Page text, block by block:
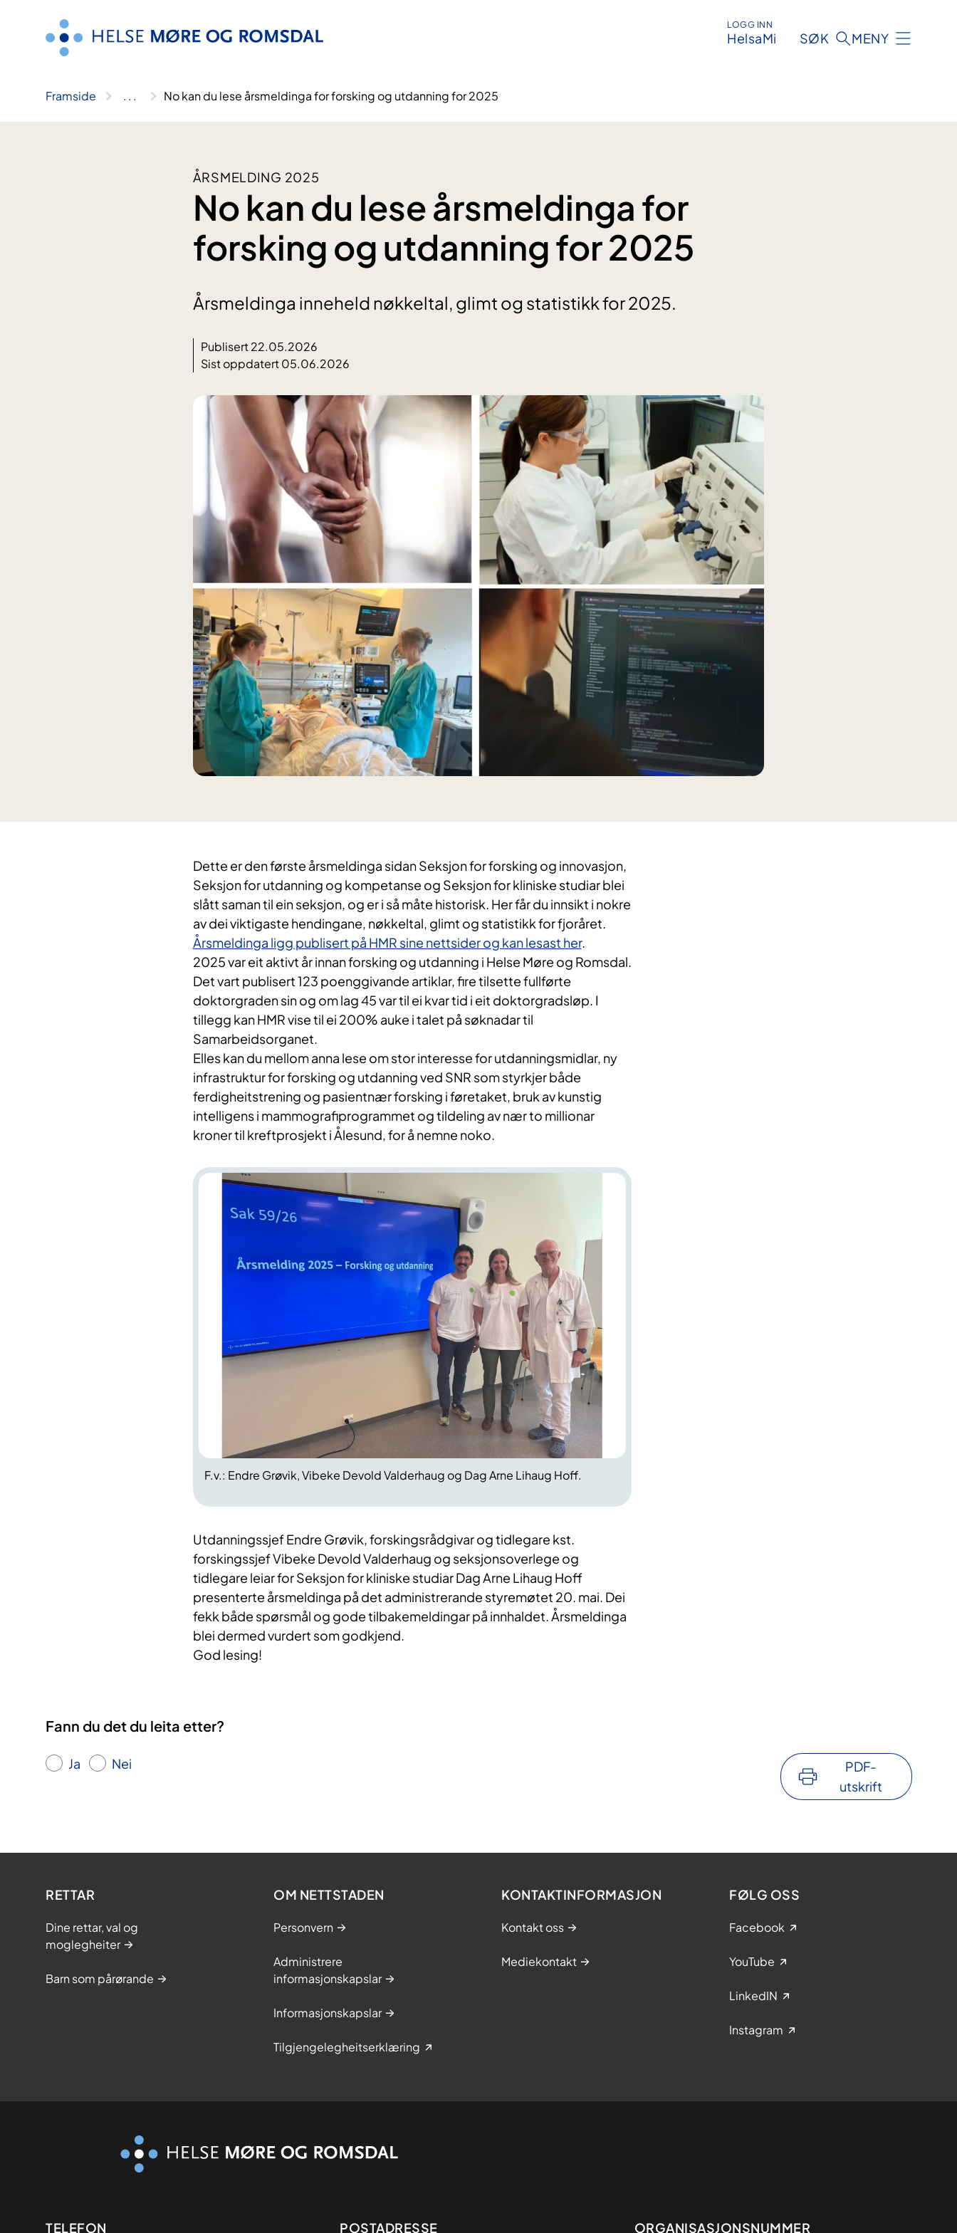
LOGG INN
HelsaMi SØK MENY
Framside .. . No kan du lese årsmeldinga for forsking og utdanning for 2025
ÅRSMELDING 2025
No kan du lese årsmeldinga for
forsking og utdanning for 2025
Årsmeldinga inneheld nøkkeltal, glimt og statistikk for 2025.
Publisert 22.05.2026
Sist oppdatert 05.06.2026
Dette er den første årsmeldinga sidan Seksjon for forsking og innovasjon,
Seksjon for utdanning og kompetanse og Seksjon for kliniske studiar blei
slått saman til ein seksjon, og er i så måte historisk. Her får du innsikt i nokre
av dei viktigaste hendingane, nøkkeltal, glimt og statistikk for fjoråret.
Årsmeldinga ligg publisert på HMR sine nettsider og kan lesast her.
2025 var eit aktivt år innan forsking og utdanning i Helse Møre og Romsdal.
Det vart publisert 123 poenggivande artiklar, fire tilsette fullførte
doktorgraden sin og om lag 45 var til ei kvar tid i eit doktorgradsløp. I
tillegg kan HMR vise til ei 200% auke i talet på søknadar til
Samarbeidsorganet.
Elles kan du mellom anna lese om stor interesse for utdanningsmidlar, ny
infrastruktur for forsking og utdanning ved SNR som styrkjer både
ferdigheitstrening og pasientnær forsking i føretaket, bruk av kunstig
intelligens i mammografiprogrammet og tildeling av nær to millionar
kroner til kreftprosjekt i Ålesund, for å nemne noko.
F.v.: Endre Grøvik, Vibeke Devold Valderhaug og Dag Arne Lihaug Hoff.
Utdanningssjef Endre Grøvik, forskingsrådgivar og tidlegare kst.
forskingssjef Vibeke Devold Valderhaug og seksjonsoverlege og
tidlegare leiar for Seksjon for kliniske studiar Dag Arne Lihaug Hoff
presenterte årsmeldinga på det administrerande styremøtet 20. mai. Dei
fekk både spørsmål og gode tilbakemeldingar på innhaldet. Årsmeldinga
blei dermed vurdert som godkjend.
God lesing!
Fann du det du leita etter?
Ja Nei
PDF-
utskrift
RETTAR
Dine rettar, val og
moglegheiter
Barn som pårørande
OM NETTSTADEN
Personvern
Administrere
informasjonskapslar
Informasjonskapslar
Tilgjengelegheitserklæring
KONTAKTINFORMASJON
Kontakt oss
Mediekontakt
FØLG OSS
Facebook
YouTube
LinkedIN
Instagram
TELEFON POSTADRESSE ORGANISASJONSNUMMER